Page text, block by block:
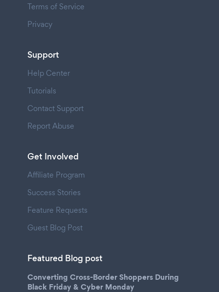
Terms of Service
Privacy
Support
Help Center
Tutorials
Contact Support
Report Abuse
Get Involved
Affiliate Program
Success Stories
Feature Requests
Guest Blog Post
Featured Blog post
Converting Cross-Border Shoppers During
Black Friday & Cyber Monday